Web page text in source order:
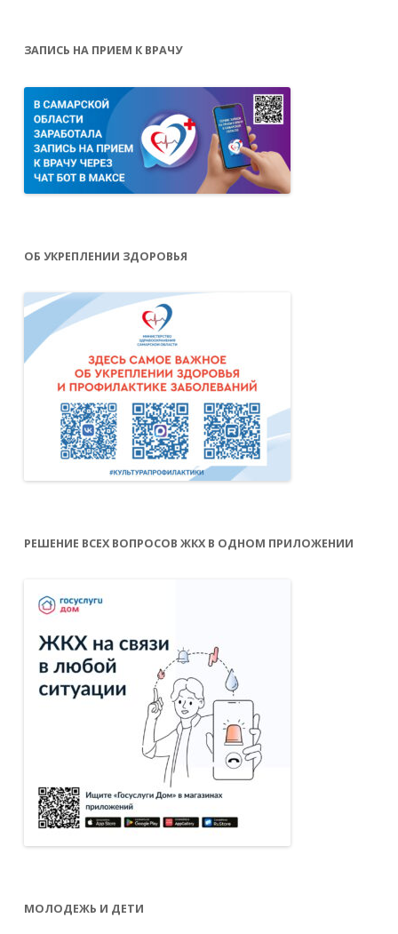
ЗАПИСЬ НА ПРИЕМ К ВРАЧУ
ОБ УКРЕПЛЕНИИ ЗДОРОВЬЯ
РЕШЕНИЕ ВСЕХ ВОПРОСОВ ЖКХ В ОДНОМ ПРИЛОЖЕНИИ
МОЛОДЕЖЬ И ДЕТИ